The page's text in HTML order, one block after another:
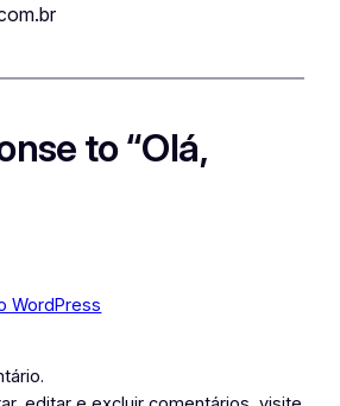
to “Olá,
WordPress